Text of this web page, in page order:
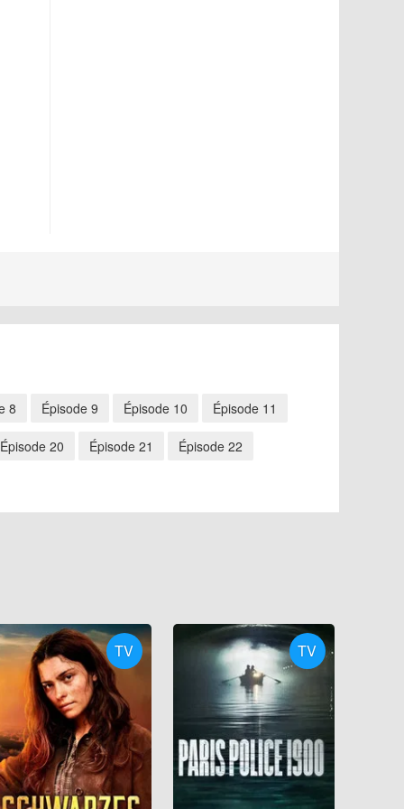
8 Épisode 9 Épisode 10 Épisode 11
Épisode 20 Épisode 21 Épisode 22
TV TV